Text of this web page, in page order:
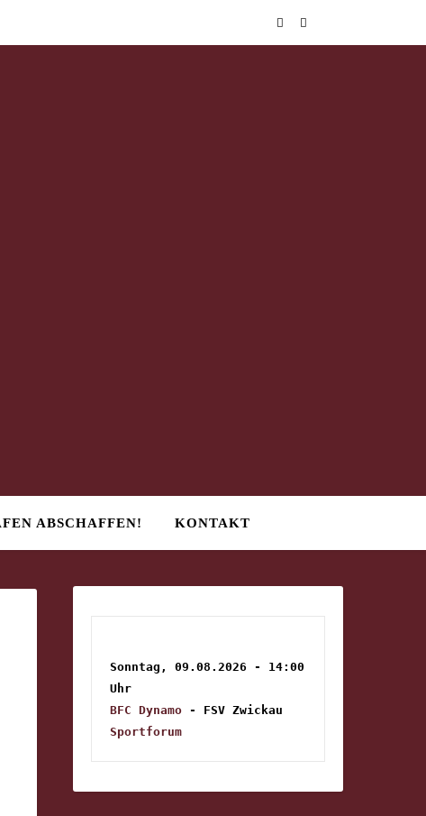
ABSCHAFFEN! KONTAKT
Sonntag, 09.08.2026 - 14:00
Uhr
BFC Dynamo - FSV Zwickau
Sportforum